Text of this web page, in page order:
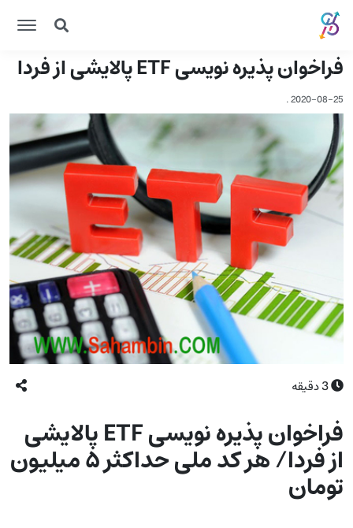
فراخوان پذیره نویسی ETF پالایشی از فردا
2020-08-25
.
3دقیقه
فراخوان پذیره نویسی ETF پالایشی
از فردا/ هر کد ملی حداکثر ۵ میلیون
تومان